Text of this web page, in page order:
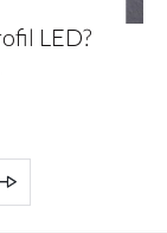
LED?